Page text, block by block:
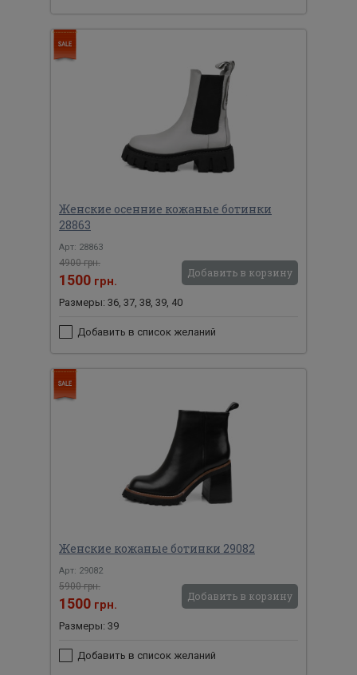
Женские осенние кожаные ботинки
28863
Арт: 28863
4900 грн.
1500 грн.
Добавить в корзину
Размеры: 36, 37, 38, 39, 40
Добавить в список желаний
Женские кожаные ботинки 29082
Арт: 29082
5900 грн.
1500 грн.
Добавить в корзину
Размеры: 39
Добавить в список желаний